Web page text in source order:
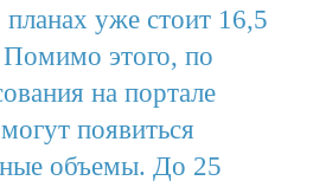
уже стоит 16,5
этого, по
на портале
появиться
объемы. До 25